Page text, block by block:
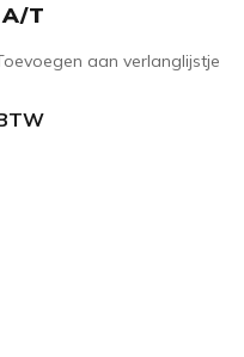
A/T
aan verlanglijstje